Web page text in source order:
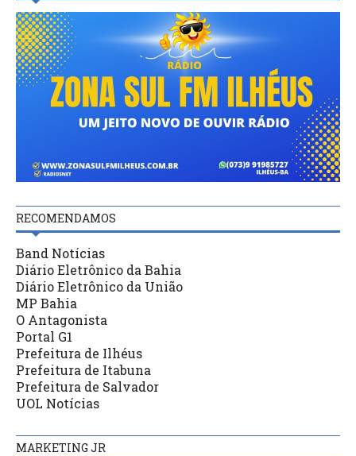
RECOMENDAMOS
Band Notícias
Diário Eletrônico da Bahia
Diário Eletrônico da União
MP Bahia
O Antagonista
Portal G1
Prefeitura de Ilhéus
Prefeitura de Itabuna
Prefeitura de Salvador
UOL Notícias
MARKETING JR